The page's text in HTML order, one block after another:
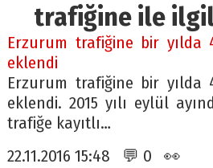
trafiğine ile
Erzurum trafiğine bir yılda
eklendi
Erzurum trafiğine bir yılda
eklendi. 2015 yılı eylül
trafiğe kayıtlı…
22.11.2016 15:48 💬 0 👀